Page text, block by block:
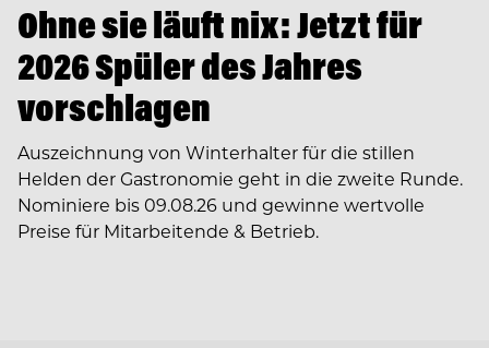
Ohne sie läuft nix: Jetzt für
2026 Spüler des Jahres
vorschlagen
Auszeichnung von Winterhalter für die stillen
Helden der Gastronomie geht in die zweite Runde.
Nominiere bis 09.08.26 und gewinne wertvolle
Preise für Mitarbeitende & Betrieb.